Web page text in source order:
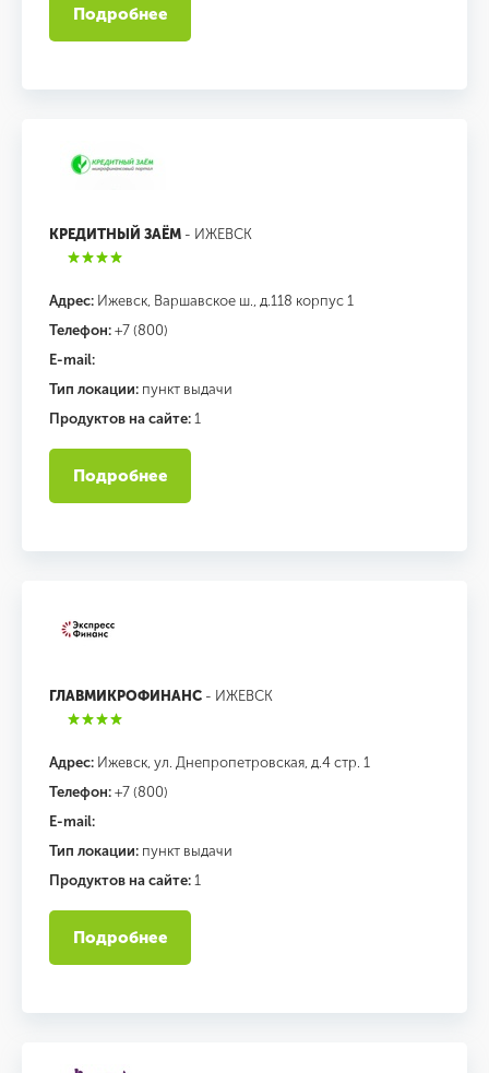
Подробнее
КРЕДИТНЫЙ ЗАЁМ - ИЖЕВСК
Адрес: Ижевск, Варшавское ш., д.118 корпус 1
Телефон: +7 (800)
E-mail:
Тип локации: пункт выдачи
Продуктов на сайте: 1
Подробнее
ГЛАВМИКРОФИНАНС - ИЖЕВСК
Адрес: Ижевск, ул. Днепропетровская, д.4 стр. 1
Телефон: +7 (800)
E-mail:
Тип локации: пункт выдачи
Продуктов на сайте: 1
Подробнее